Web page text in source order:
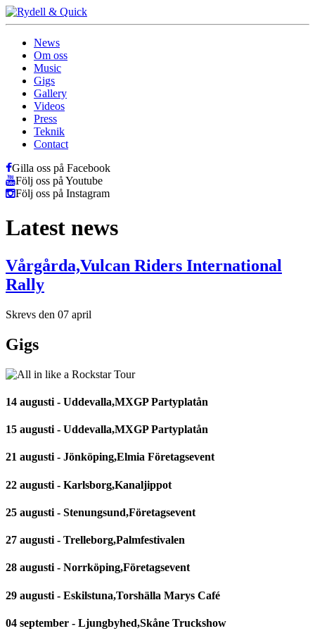
News
Om oss
Music
Gigs
Gallery
Videos
Press
Teknik
Contact
Gilla oss på Facebook
Följ oss på Youtube
Följ oss på Instagram
Latest news
Vårgårda,Vulcan Riders International
Rally
Skrevs den 07 april
Gigs
14 augusti - Uddevalla,MXGP Partyplatån
15 augusti - Uddevalla,MXGP Partyplatån
21 augusti - Jönköping,Elmia Företagsevent
22 augusti - Karlsborg,Kanaljippot
25 augusti - Stenungsund,Företagsevent
27 augusti - Trelleborg,Palmfestivalen
28 augusti - Norrköping,Företagsevent
29 augusti - Eskilstuna,Torshälla Marys Café
04 september - Ljungbyhed,Skåne Truckshow